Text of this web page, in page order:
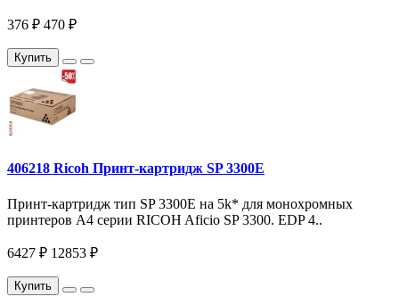
376 ₽ 470 ₽
Купить
406218 Ricoh Принт-картридж SP 3300E
Принт-картридж тип SP 3300E на 5k* для монохромных
принтеров A4 серии RICOH Aficio SP 3300. EDP 4..
6427 ₽ 12853 ₽
Купить